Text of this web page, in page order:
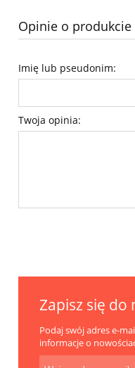
Opinie o produkcie
Imię lub pseudonim:
Twoja opinia:
Zapisz się do
Podaj swój adres e-
informacje o